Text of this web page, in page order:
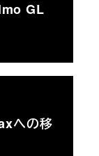
GL
への移